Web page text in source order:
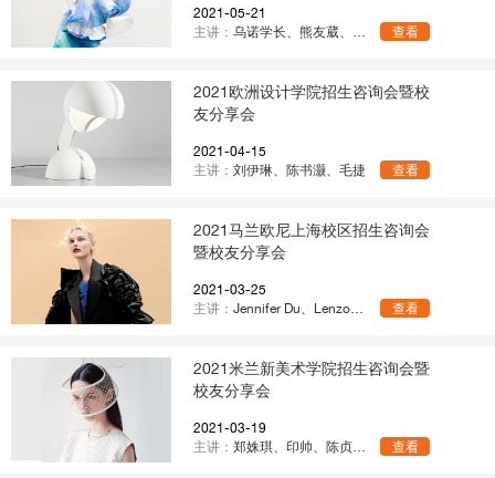
2021-05-21
主讲： 乌诺学长、熊友葳、刘伊琳 查看
2021欧洲设计学院招生咨询会暨校
友分享会
2021-04-15
主讲： 刘伊琳、陈书灏、毛捷 查看
2021马兰欧尼上海校区招生咨询会
暨校友分享会
2021-03-25
主讲： Jennifer Du、Lenzotti Matteo、张馨月 查看
2021米兰新美术学院招生咨询会暨
校友分享会
2021-03-19
主讲： 郑姝琪、印帅、陈贞汝、魏鸿宇 查看